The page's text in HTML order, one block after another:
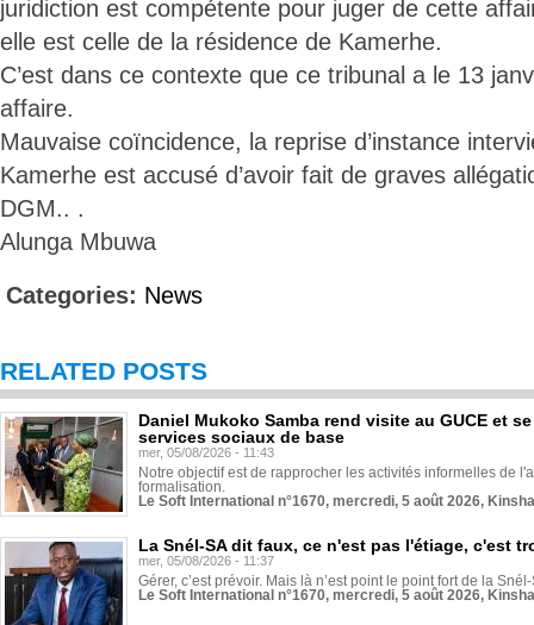
juridiction est compétente pour juger de cette
elle est celle de la résidence de Kamerhe.
C’est dans ce contexte que ce tribunal a le 13
affaire.
Mauvaise coïncidence, la reprise d’instance
Kamerhe est accusé d’avoir fait de graves
DGM.. .
Alunga Mbuwa
Categories: News
RELATED POSTS
Daniel Mukoko Samba rend visite au GUCE et
services sociaux de base
mer, 05/08/2026 - 11:43
Notre objectif est de rapprocher les activités informelles de
formalisation.
Le Soft International n°1670, mercredi, 5 août 2026,
La Snél-SA dit faux, ce n'est pas l'étiage, c'est
mer, 05/08/2026 - 11:37
Gérer, c’est prévoir. Mais là n’est point le point fort de la
Le Soft International n°1670, mercredi, 5 août 2026,